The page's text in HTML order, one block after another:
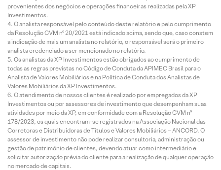
provenientes dos negócios e operações financeiras realizadas pela XP
Investimentos.
O analista responsável pelo conteúdo deste relatório e pelo cumprimento
da Resolução CVM nº 20/2021 está indicado acima, sendo que, caso constem
a indicação de mais um analista no relatório, o responsável será o primeiro
analista credenciado a ser mencionado no relatório.
Os analistas da XP Investimentos estão obrigados ao cumprimento de
todas as regras previstas no Código de Conduta da APIMEC Brasil para o
Analista de Valores Mobiliários e na Política de Conduta dos Analistas de
Valores Mobiliários da XP Investimentos.
O atendimento de nossos clientes é realizado por empregados da XP
Investimentos ou por assessores de investimento que desempenham suas
atividades por meio da XP, em conformidade com a Resolução CVM nº
178/2023, os quais encontram-se registrados na Associação Nacional das
Corretoras e Distribuidoras de Títulos e Valores Mobiliários – ANCORD. O
assessor de investimento não pode realizar consultoria, administração ou
gestão de patrimônio de clientes, devendo atuar como intermediário e
solicitar autorização prévia do cliente para a realização de qualquer operação
no mercado de capitais.